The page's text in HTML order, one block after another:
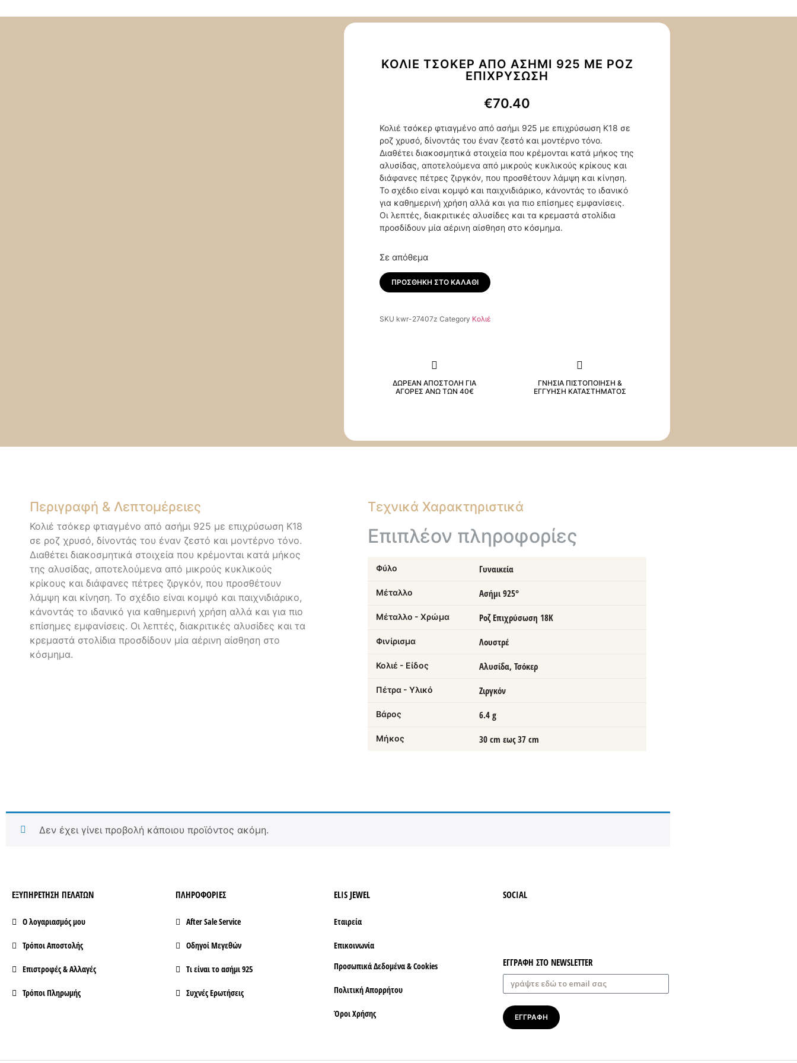
ΚΟΛΙΈ ΤΣΌΚΕΡ ΑΠΌ ΑΣΉΜΙ 925 ΜΕ ΡΟΖ
ΕΠΙΧΡΎΣΩΣΗ
€70.40
Κολιέ τσόκερ φτιαγμένο από ασήμι 925 με επιχρύσωση Κ18 σε
ροζ χρυσό, δίνοντάς του έναν ζεστό και μοντέρνο τόνο.
Διαθέτει διακοσμητικά στοιχεία που κρέμονται κατά μήκος της
αλυσίδας, αποτελούμενα από μικρούς κυκλικούς κρίκους και
διάφανες πέτρες ζιργκόν, που προσθέτουν λάμψη και κίνηση.
Το σχέδιο είναι κομψό και παιχνιδιάρικο, κάνοντάς το ιδανικό
για καθημερινή χρήση αλλά και για πιο επίσημες εμφανίσεις.
Οι λεπτές, διακριτικές αλυσίδες και τα κρεμαστά στολίδια
προσδίδουν μία αέρινη αίσθηση στο κόσμημα.
Σε απόθεμα
ΠΡΟΣΘΉΚΗ ΣΤΟ ΚΑΛΆΘΙ
SKU kwr-27407z Category Κολιέ
ΔΩΡΕΑΝ ΑΠΟΣΤΟΛΗ ΓΙΑ
ΑΓΟΡΕΣ ΑΝΩ ΤΩΝ 40€
ΓΝΗΣΙΑ ΠΙΣΤΟΠΟΙΗΣΗ &
ΕΓΓΥΗΣΗ ΚΑΤΑΣΤΗΜΑΤΟΣ
Περιγραφή & Λεπτομέρειες
Κολιέ τσόκερ φτιαγμένο από ασήμι 925 με επιχρύσωση Κ18
σε ροζ χρυσό, δίνοντάς του έναν ζεστό και μοντέρνο τόνο.
Διαθέτει διακοσμητικά στοιχεία που κρέμονται κατά μήκος
της αλυσίδας, αποτελούμενα από μικρούς κυκλικούς
κρίκους και διάφανες πέτρες ζιργκόν, που προσθέτουν
λάμψη και κίνηση. Το σχέδιο είναι κομψό και παιχνιδιάρικο,
κάνοντάς το ιδανικό για καθημερινή χρήση αλλά και για πιο
επίσημες εμφανίσεις. Οι λεπτές, διακριτικές αλυσίδες και τα
κρεμαστά στολίδια προσδίδουν μία αέρινη αίσθηση στο
κόσμημα.
Τεχνικά Χαρακτηριστικά
Επιπλέον πληροφορίες
Φύλο Γυναικεία
Μέταλλο Ασήμι 925°
Μέταλλο - Χρώμα Ροζ Επιχρύσωση 18Κ
Φινίρισμα Λουστρέ
Κολιέ - Είδος Αλυσίδα, Τσόκερ
Πέτρα - Υλικό Ζιργκόν
Βάρος 6.4 g
Μήκος 30 cm εως 37 cm
Δεν έχει γίνει προβολή κάποιου προϊόντος ακόμη.
ΕΞΥΠΗΡΕΤΗΣΗ ΠΕΛΑΤΩΝ
Ο λογαριασμός μου
Τρόποι Aποστολής
Επιστροφές & Αλλαγές
Τρόποι Πληρωμής
ΠΛΗΡΟΦΟΡΙΕΣ
After Sale Service
Οδηγοί Μεγεθών
Τι είναι το ασήμι 925
Συχνές Ερωτήσεις
ELIS JEWEL
Εταιρεία
Επικοινωνία
Προσωπικά Δεδομένα & Cookies
Πολιτική Απορρήτου
Όροι Xρήσης
SOCIAL
ΕΓΓΡΑΦΗ ΣΤΟ NEWSLETTER
ΕΓΓΡΑΦΗ